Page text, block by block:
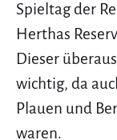
Spieltag der
Herthas
Dieser
wichtig, da
Plauen und
waren.